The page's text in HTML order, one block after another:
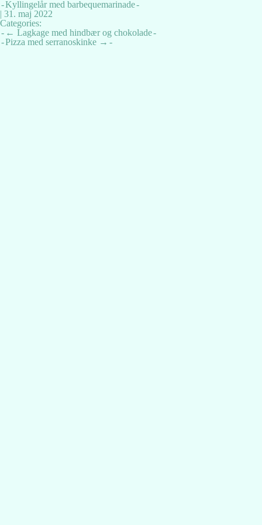
Kyllingelår med barbequemarinade
| 31. maj 2022
Categories:
Indlægsnavigation
← Lagkage med hindbær og chokolade
Pizza med serranoskinke →